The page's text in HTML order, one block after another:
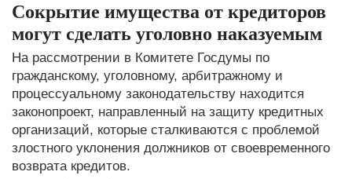
Сокрытие имущества от кредиторов
могут сделать уголовно наказуемым
На рассмотрении в Комитете Госдумы по
гражданскому, уголовному, арбитражному и
процессуальному законодательству находится
законопроект, направленный на защиту кредитных
организаций, которые сталкиваются с проблемой
злостного уклонения должников от своевременного
возврата кредитов.